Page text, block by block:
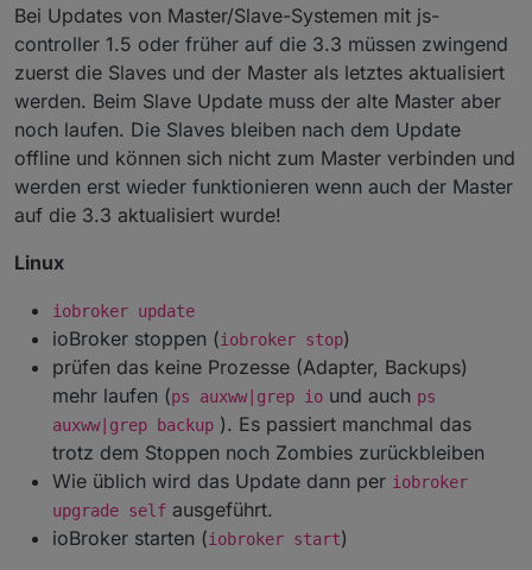
Bei Updates von Master/Slave-Systemen mit js-
controller 1.5 oder früher auf die 3.3 müssen zwingend
zuerst die Slaves und der Master als letztes aktualisiert
werden. Beim Slave Update muss der alte Master aber
noch laufen. Die Slaves bleiben nach dem Update
offline und können sich nicht zum Master verbinden und
werden erst wieder funktionieren wenn auch der Master
auf die 3.3 aktualisiert wurde!
Linux
iobroker update
ioBroker stoppen (iobroker stop)
prüfen das keine Prozesse (Adapter, Backups)
mehr laufen (ps auxww|grep io und auch ps
auxww|grep backup ). Es passiert manchmal das
trotz dem Stoppen noch Zombies zurückbleiben
Wie üblich wird das Update dann per iobroker
upgrade self ausgeführt.
ioBroker starten (iobroker start)